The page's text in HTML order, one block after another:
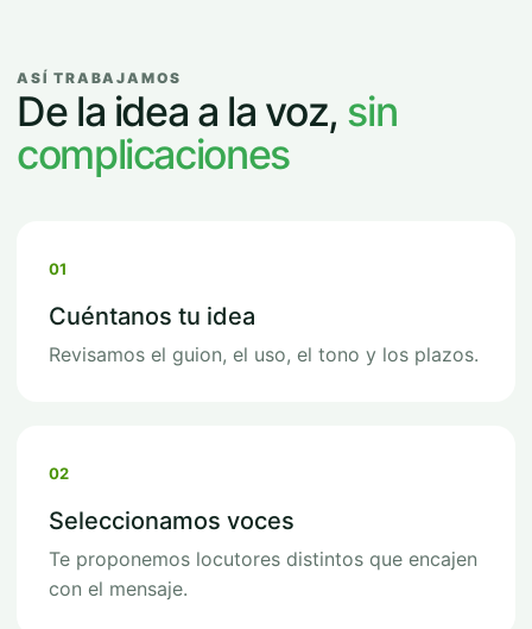
ASÍ TRABAJAMOS
De la idea a la voz, sin
complicaciones
01
Cuéntanos tu idea
Revisamos el guion, el uso, el tono y los plazos.
02
Seleccionamos voces
Te proponemos locutores distintos que encajen
con el mensaje.